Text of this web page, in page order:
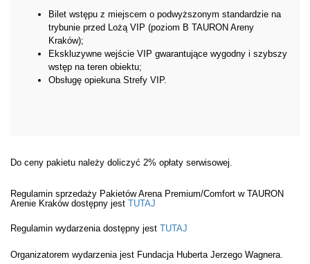
Bilet wstępu z miejscem o podwyższonym standardzie na
trybunie przed Lożą VIP (poziom B TAURON Areny
Kraków);
Ekskluzywne wejście VIP gwarantujące wygodny i szybszy
wstęp na teren obiektu;
Obsługę opiekuna Strefy VIP.
Do ceny pakietu należy doliczyć 2% opłaty serwisowej.
Regulamin sprzedaży Pakietów Arena Premium/Comfort w TAURON
Arenie Kraków dostępny jest TUTAJ
Regulamin wydarzenia dostępny jest TUTAJ
Organizatorem wydarzenia jest Fundacja Huberta Jerzego Wagnera.